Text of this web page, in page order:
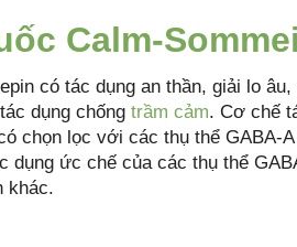
Calm-
có tác dụng an thần, giải lo
dụng chống trầm cảm. Cơ chế
chọn lọc với các thụ thể GABA-
ức chế của các thụ thể
khác.